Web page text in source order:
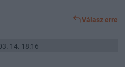
Válasz erre
14. 18:16